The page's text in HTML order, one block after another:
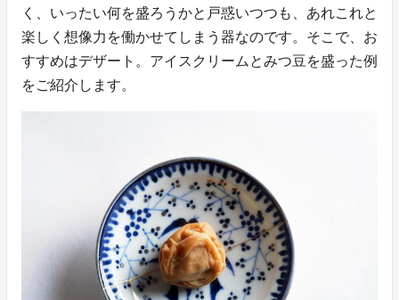
く、いったい何を盛ろうかと戸惑いつつも、あれこれと
楽しく想像力を働かせてしまう器なのです。そこで、お
すすめはデザート。アイスクリームとみつ豆を盛った例
をご紹介します。